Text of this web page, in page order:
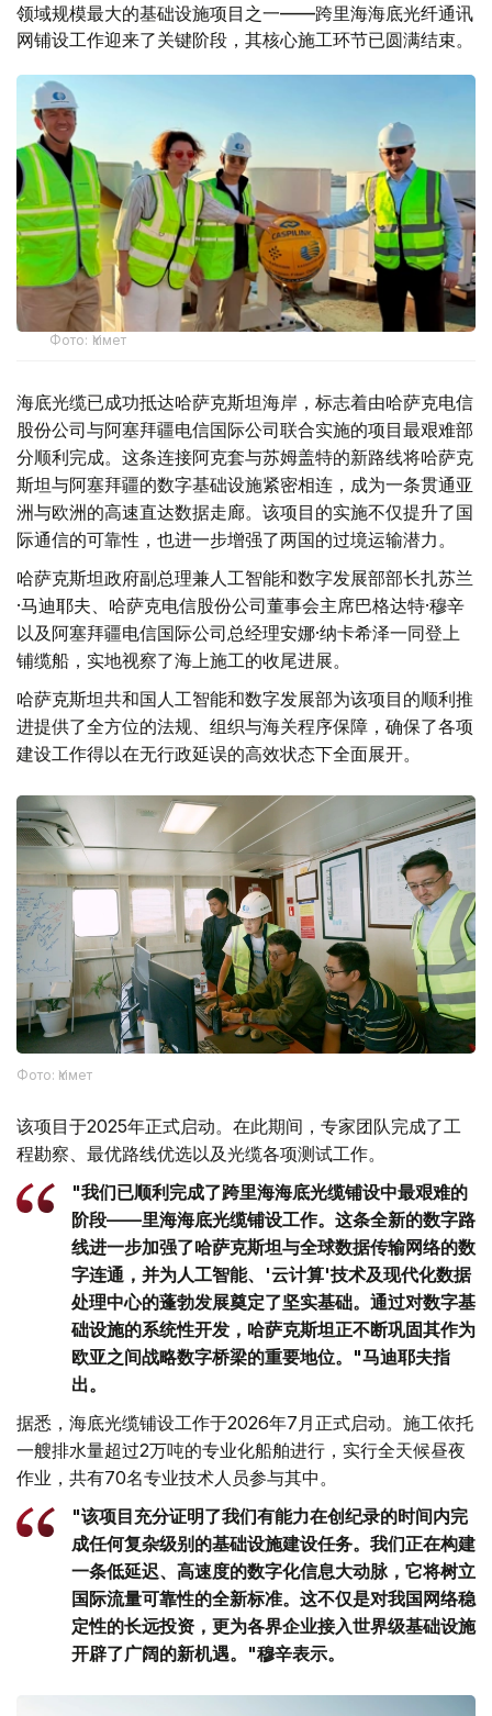
领域规模最大的基础设施项目之一——跨里海海底光纤通讯
网铺设工作迎来了关键阶段，其核心施工环节已圆满结束。
Фото: Үкімет
海底光缆已成功抵达哈萨克斯坦海岸，标志着由哈萨克电信
股份公司与阿塞拜疆电信国际公司联合实施的项目最艰难部
分顺利完成。这条连接阿克套与苏姆盖特的新路线将哈萨克
斯坦与阿塞拜疆的数字基础设施紧密相连，成为一条贯通亚
洲与欧洲的高速直达数据走廊。该项目的实施不仅提升了国
际通信的可靠性，也进一步增强了两国的过境运输潜力。
哈萨克斯坦政府副总理兼人工智能和数字发展部部长扎苏兰
·马迪耶夫、哈萨克电信股份公司董事会主席巴格达特·穆辛
以及阿塞拜疆电信国际公司总经理安娜·纳卡希泽一同登上
铺缆船，实地视察了海上施工的收尾进展。
哈萨克斯坦共和国人工智能和数字发展部为该项目的顺利推
进提供了全方位的法规、组织与海关程序保障，确保了各项
建设工作得以在无行政延误的高效状态下全面展开。
Фото: Үкімет
该项目于2025年正式启动。在此期间，专家团队完成了工
程勘察、最优路线优选以及光缆各项测试工作。
"我们已顺利完成了跨里海海底光缆铺设中最艰难的
阶段——里海海底光缆铺设工作。这条全新的数字路
线进一步加强了哈萨克斯坦与全球数据传输网络的数
字连通，并为人工智能、'云计算'技术及现代化数据
处理中心的蓬勃发展奠定了坚实基础。通过对数字基
础设施的系统性开发，哈萨克斯坦正不断巩固其作为
欧亚之间战略数字桥梁的重要地位。"马迪耶夫指
出。
据悉，海底光缆铺设工作于2026年7月正式启动。施工依托
一艘排水量超过2万吨的专业化船舶进行，实行全天候昼夜
作业，共有70名专业技术人员参与其中。
"该项目充分证明了我们有能力在创纪录的时间内完
成任何复杂级别的基础设施建设任务。我们正在构建
一条低延迟、高速度的数字化信息大动脉，它将树立
国际流量可靠性的全新标准。这不仅是对我国网络稳
定性的长远投资，更为各界企业接入世界级基础设施
开辟了广阔的新机遇。"穆辛表示。